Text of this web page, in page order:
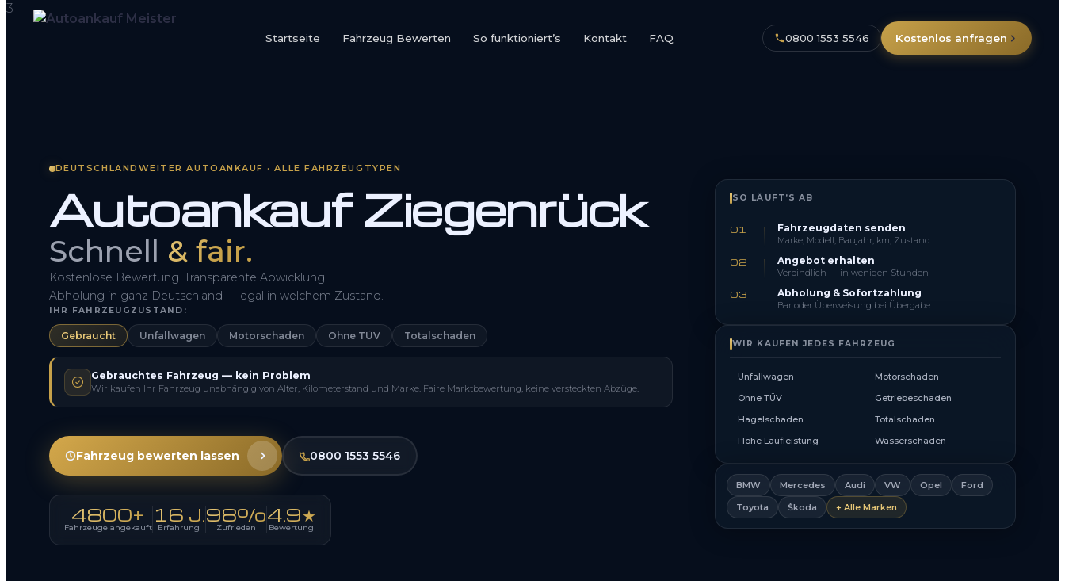
Startseite Fahrzeug Bewerten So funktioniert’s Kontakt FAQ 0800 1553 5546 Kostenlos anfragen
So funktioniert’s
Kostenlos anfragen
DEUTSCHLANDWEITER AUTOANKAUF · ALLE FAHRZEUGTYPEN
Autoankauf Ziegenrück
Schnell & fair.
Kostenlose Bewertung. Transparente Abwicklung.
Abholung in ganz Deutschland — egal in welchem Zustand.
IHR FAHRZEUGZUSTAND:
Gebraucht Unfallwagen Motorschaden Ohne TÜV Totalschaden
Gebrauchtes Fahrzeug — kein Problem
Wir kaufen Ihr Fahrzeug unabhängig von Alter, Kilometerstand und Marke. Faire Marktbewertung, keine versteckten Abzüge.
Fahrzeug bewerten lassen 0800 1553 5546
4800+
Fahrzeuge angekauft
16 J.
Erfahrung
98%
Zufrieden
4.9★
Bewertung
SO LÄUFT’S AB
01 Fahrzeugdaten senden
Marke, Modell, Baujahr, km, Zustand
02 Angebot erhalten
Verbindlich — in wenigen Stunden
03 Abholung & Sofortzahlung
Bar oder Überweisung bei Übergabe
WIR KAUFEN JEDES FAHRZEUG
Unfallwagen
Motorschaden
Ohne TÜV
Getriebeschaden
Hagelschaden
Totalschaden
Hohe Laufleistung
Wasserschaden
BMW Mercedes Audi VW Opel
Ford
Toyota
Škoda + Alle Marken